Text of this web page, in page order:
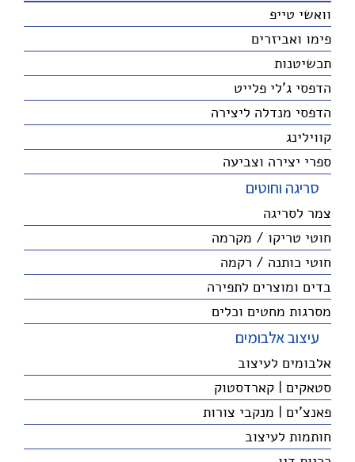
וואשי טייפ
פימו ואביזרים
תכשיטנות
הדפסי ג'לי פלייט
הדפסי מנדלה ליצירה
קווילינג
ספרי יצירה וצביעה
סריגה וחוטים
צמר לסריגה
חוטי טריקו / מקרמה
חוטי כותנה / רקמה
בדים ומוצרים לתפירה
מסרגות מחטים וכלים
עיצוב אלבומים
אלבומים לעיצוב
סטאקים | קארדסטוק
פאנצ'ים | מנקבי צורות
חותמות לעיצוב